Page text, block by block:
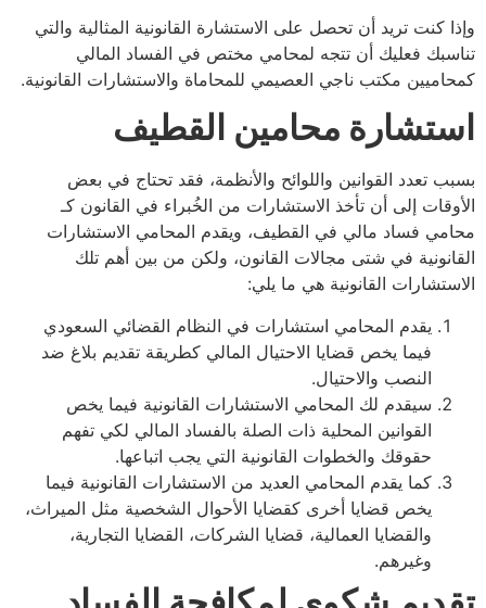
كنت تريد أن تحصل على الاستشارة القانونية المثالية والتي
فعليك أن تتجه لمحامي مختص في الفساد المالي
مكتب ناجي العصيمي للمحاماة والاستشارات القانونية.
محامين القطيف
تعدد القوانين واللوائح والأنظمة، فقد تحتاج في بعض
إلى أن تأخذ الاستشارات من الخُبراء في القانون كـ
فساد مالي في القطيف، ويقدم المحامي الاستشارات
في شتى مجالات القانون، ولكن من بين أهم تلك
القانونية هي ما يلي:
يقدم المحامي استشارات في النظام القضائي السعودي
فيما يخص قضايا الاحتيال المالي كطريقة تقديم بلاغ ضد
النصب والاحتيال.
سيقدم لك المحامي الاستشارات القانونية فيما يخص
القوانين المحلية ذات الصلة بالفساد المالي لكي تفهم
حقوقك والخطوات القانونية التي يجب اتباعها.
كما يقدم المحامي العديد من الاستشارات القانونية فيما
يخص قضايا أخرى كقضايا الأحوال الشخصية مثل الميراث،
والقضايا العمالية، قضايا الشركات، القضايا التجارية،
وغيرهم.